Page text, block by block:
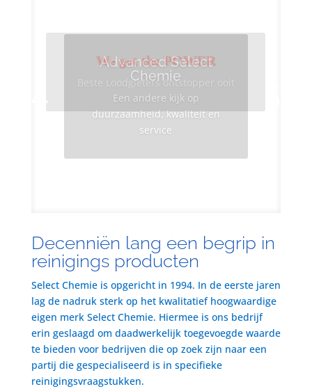
Advanced Select
Chemie
Een andere kijk op
duurzaamheid, kwaliteit en
service
We got the POWER
Beste Loodgieters ontstopper ooit
Decenniën lang een begrip in
reinigings producten
Select Chemie is opgericht in 1994. In de eerste jaren
lag de nadruk sterk op het kwalitatief hoogwaardige
eigen merk Select Chemie. Hiermee is ons bedrijf
erin geslaagd om daadwerkelijk toegevoegde waarde
te bieden voor bedrijven die op zoek zijn naar een
partij die gespecialiseerd is in specifieke
reinigingsvraagstukken.